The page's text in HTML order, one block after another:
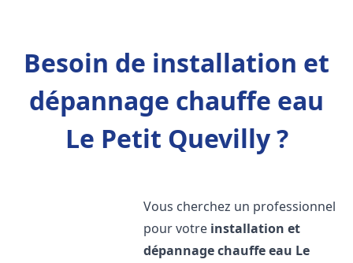
Besoin de installation et
dépannage chauffe eau
Le Petit Quevilly ?
Vous cherchez un professionnel
pour votre installation et
dépannage chauffe eau Le